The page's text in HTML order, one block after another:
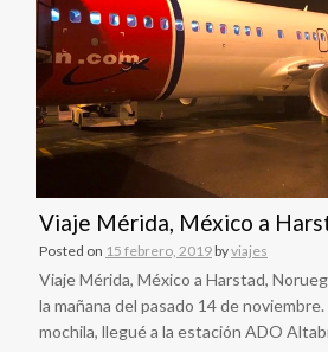
Viaje Mérida, México a
Posted on 15 febrero, 2019byviajes
Viaje Mérida, México a Harstad,
la mañana del pasado 14 de
mochila, llegué a la estación ADO